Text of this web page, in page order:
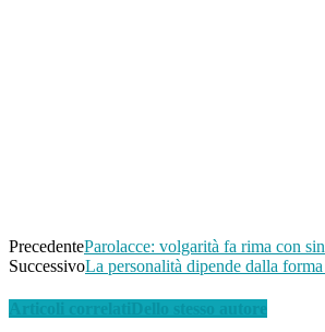
PrecedenteParolacce: volgarità fa rima con
SuccessivoLa personalità dipende dalla